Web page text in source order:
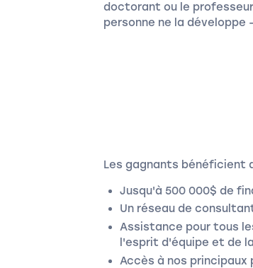
doctorant ou le
personne ne la
Les gagnants bénéficient
Jusqu'à 500 000$ de
Un réseau de
Assistance pour tous
l'esprit d'équipe et de
Accès à nos